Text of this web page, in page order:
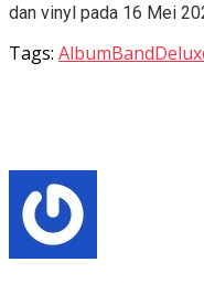
dan vinyl pada 16 Mei
Tags: AlbumBand